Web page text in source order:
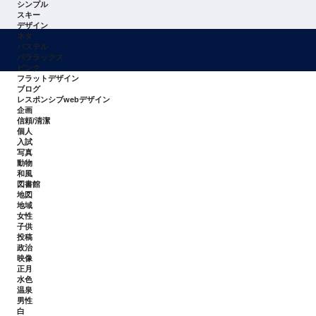
シンプル
スキー
デザイン
ネタ
パステル
パララックス
ピンク
フラットデザイン
ブログ
レスポンシブwebデザイン
企画
信頼/清潔
個人
入試
写真
動物
和風
図書館
地図
地域
女性
子供
投稿
政治
映像
正月
水色
温泉
男性
白